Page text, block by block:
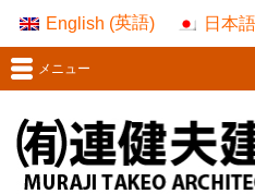
English (英語) 日本語
メニュー